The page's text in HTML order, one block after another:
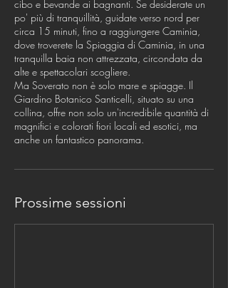
cibo e bevande ai bagnanti. Se desiderate un
po' più di tranquillità, guidate verso nord per
circa 15 minuti, fino a raggiungere Caminia,
dove troverete la Spiaggia di Caminia, in una
tranquilla baia non attrezzata, circondata da
alte e spettacolari scogliere.
Ma Soverato non è solo mare e spiagge. Il
Giardino Botanico Santicelli, situato su una
collina, offre non solo un'incredibile quantità di
magnifici e colorati fiori locali ed esotici, ma
anche un fantastico panorama.
Prossime sessioni